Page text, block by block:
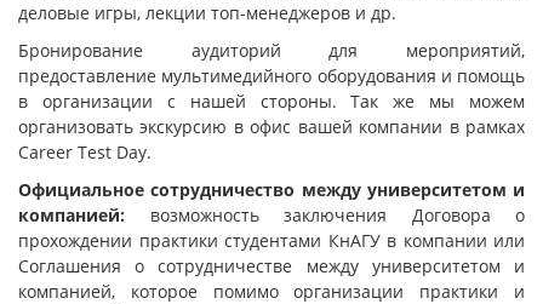
деловые игры, лекции топ-менеджеров и др.
Бронирование аудиторий для мероприятий,
предоставление мультимедийного оборудования и помощь
в организации с нашей стороны. Так же мы можем
организовать экскурсию в офис вашей компании в рамках
Career Test Day.
Официальное сотрудничество между университетом и
компанией: возможность заключения Договора о
прохождении практики студентами КнАГУ в компании или
Соглашения о сотрудничестве между университетом и
компанией, которое помимо организации практики и